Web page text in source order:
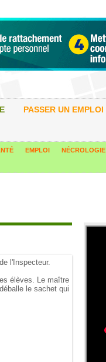
PASSER UN EMPLOI
EMPLOI NÉCROLOGIE
l'Inspecteur.
élèves. Le maître
le sachet qui